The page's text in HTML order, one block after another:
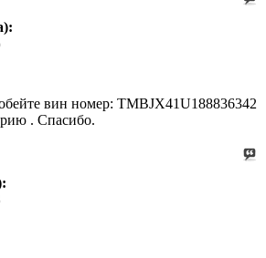
вин номер: TMBJX41U188836342
. Спасибо.